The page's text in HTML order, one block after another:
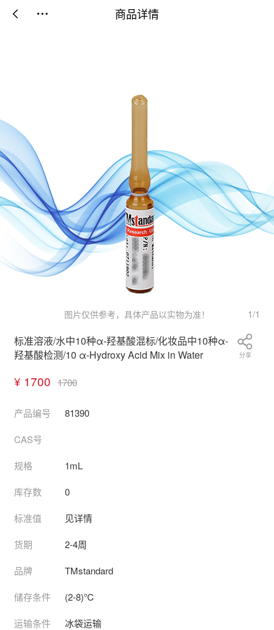
商品详情
 
图片仅供参考，具体产品以实物为准！ 1/1
标准溶液/水中10种α-羟基酸混标/化妆品中10种α-
羟基酸检测/10 α-Hydroxy Acid Mix in Water
¥ 1700 1700
分享
产品编号 81390
CAS号
规格 1mL
库存数 0
标准值 见详情
货期 2-4周
品牌 TMstandard
储存条件 (2-8)℃
运输条件 冰袋运输